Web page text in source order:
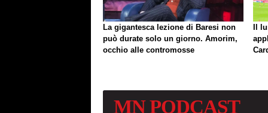
La gigantesca lezione di Baresi non
può durate solo un giorno. Amorim,
occhio alle contromosse
Il
MNPODCAST